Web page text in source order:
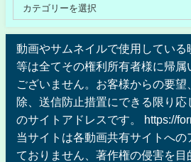
動画やサムネイルで使用してい
等は全てその権利所有者様に帰属
ございません。お客様からの要望
除、送信防止措置にできる限り
のサイトアドレスです。 https://
当サイトは各動画共有サイトへの
ておりません、著作権の侵害を目